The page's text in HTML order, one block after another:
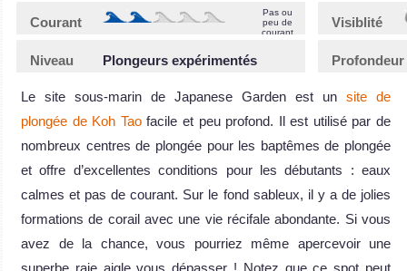
Courant
Pas ou
peu de
courant
Visiblité
Niveau Plongeurs expérimentés Profondeur
Le site sous-marin de Japanese Garden est un site de
plongée de Koh Taofacile et peu profond. Il est utilisé par de
nombreux centres de plongée pour les baptêmes de plongée
et offre d’excellentes conditions pour les débutants : eaux
calmes et pas de courant. Sur le fond sableux, il y a de jolies
formations de corail avec une vie récifale abondante. Si vous
avez de la chance, vous pourriez même apercevoir une
superbe raie aigle vous dépasser ! Notez que ce spot peut